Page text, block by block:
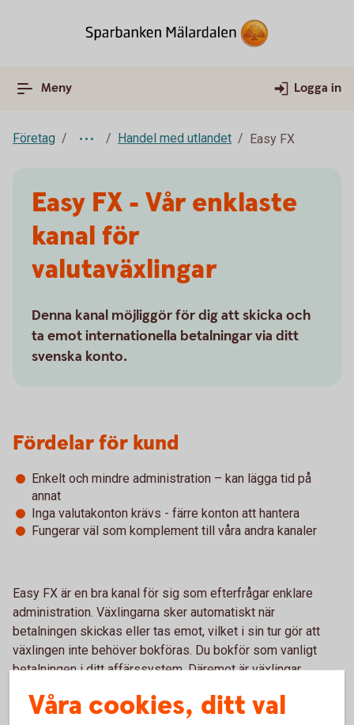
Meny Logga in
Företag Handel med utlandet Easy FX
Easy FX - Vår enklaste
kanal för
valutaväxlingar
Denna kanal möjliggör för dig att skicka och
ta emot internationella betalningar via ditt
svenska konto.
Fördelar för kund
Enkelt och mindre administration – kan lägga tid på
annat
Inga valutakonton krävs - färre konton att hantera
Fungerar väl som komplement till våra andra kanaler
Easy FX är en bra kanal för sig som efterfrågar enklare
administration. Växlingarna sker automatiskt när
betalningen skickas eller tas emot, vilket i sin tur gör att
växlingen inte behöver bokföras. Du bokför som vanligt
betalningen i ditt affärssystem. Däremot är växlingar
Våra cookies, ditt val